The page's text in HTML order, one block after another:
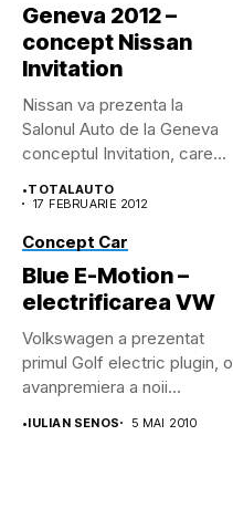
Geneva 2012 –
concept Nissan
Invitation
Nissan va prezenta la
Salonul Auto de la Geneva
conceptul Invitation, care...
•TOTALAUTO
17 FEBRUARIE 2012
Concept Car
Blue E-Motion –
electrificarea VW
Volkswagen a prezentat
primul Golf electric plugin, o
avanpremiera a noii
•IULIAN SENOS 5 MAI 2010